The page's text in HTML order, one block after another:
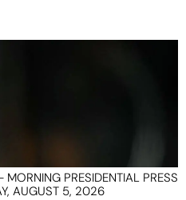
PRESIDENTIAL PRESS
AUGUST 5, 2026